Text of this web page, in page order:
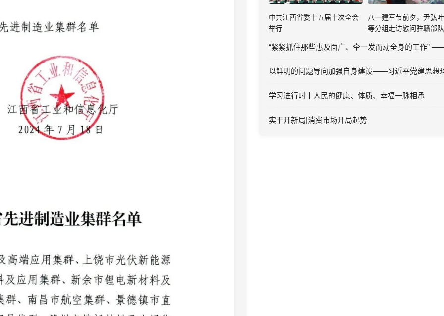
中共江西省委十五届十次全会
举行
八一建军节前夕，尹弘
等分组走访慰问驻赣部队
学习进行时丨人民的健康、体质、幸福一脉相承
实干开新局|消费市场开局起势